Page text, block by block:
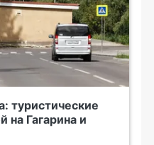
туристические
на Гагарина и